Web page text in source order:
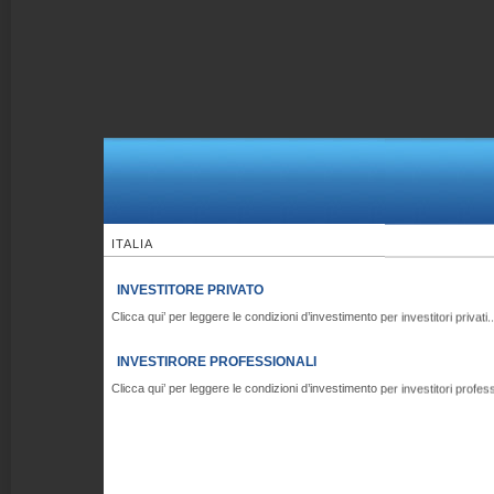
ITALIA
INVESTITORE PRIVATO
Clicca qui’ per leggere le condizioni d’investimento per investitori
INVESTIRORE PROFESSIONALI
Clicca qui’ per leggere le condizioni d’investimento per investitori